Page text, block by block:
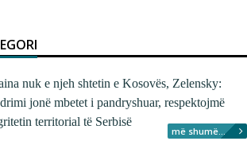
nuk e njeh shtetin e Kosovës, Zelensky:
jonë mbetet i pandryshuar, respektojmë
territorial të Serbisë
më shumë...